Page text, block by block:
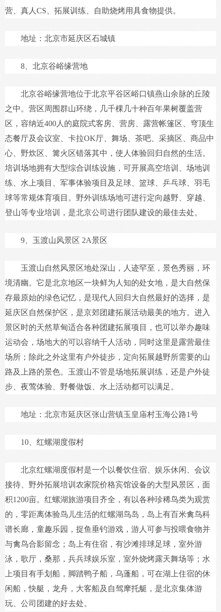
营、真人CS、拓展训练、自助烧烤用具食物提供。
地址：北京市延庆区石城镇
8、北京谷峪缘营地
北京谷峪缘营地位于北京平谷区峪口镇燕山余脉的丘陵
之中。营区周围群山环绕，几千棵几十种百年果树覆盖营
区，容纳近400人的庭院式客房、营房、露营帐篷区、穹顶生
态餐厅及会议室、卡拉OK厅、舞场、茶吧、采摘区、商品中
心、野炊区、篝火区错落其中，使人体验回归自然的生活。
培训场地拥有大型综合训练设施，可开展高空培训、场地训
练、水上项目、军事体验项目及足球、篮球、乒乓球、羽毛
球等常规体育项目。野外训练场地可进行定向越野、穿越、
登山等专业培训，是北京公司进行团队建设的最佳去处。
9、玉渡山风景区 2A景区
玉渡山自然风景区地处深山，人迹罕至，景色秀丽，环
境清幽。它是北京地区一块鲜为人知的处女地，是大自然保
存最原始的绿色记忆，是现代人回归大自然最好的选择，是
延庆区自然保护区，是京郊团建拓展活动最美的地方。进入
景区时的天然草甸适合各种团建拓展项目，也可以举办趣味
运动会，场地大的可以容纳千人活动，同时这里是露营最佳
场所；除此之外这里有户外徒步，定向拓展越野所需要的山
路及上路的景色。玉渡山不管是场地拓展训练，还是户外徒
步、夜莺体验、野餐做饭、水上活动都可以满足。
地址：北京市延庆区张山营镇玉皇庙村玉海公路1号
10、红螺湖度假村
北京红螺湖度假村是一个以餐饮住宿、娱乐休闲、会议
接待、野外拓展培训农家院价格宾馆设备的大型风景区，面
积1200亩。红螺湖旅游项目齐全，有以各种珍稀鸟类为观赏
的，零距离体验鸟儿生活的红螺湖鸟岛，岛上有百米禽鸟科
谱长廊，童趣乐园，捉鱼垂钓游戏，游人可参与投喂食物并
与禽鸟合影留念；岛上有住宿，有沙滩排球足球，室外游
泳，歌厅，桑那，兵兵球娱乐室，室外烧烤露天舞场等；水
上项目有手划船，脚踏鸭子船，乌蓬船，可在湖上住宿的休
闲船，快艇，龙舟，大客船及自驾摩托艇，是北京集体游
玩、公司团建的好去处。